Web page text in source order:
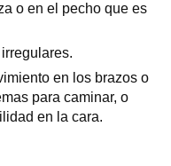
o en el pecho que es
en los brazos o
para caminar, o
en la cara.